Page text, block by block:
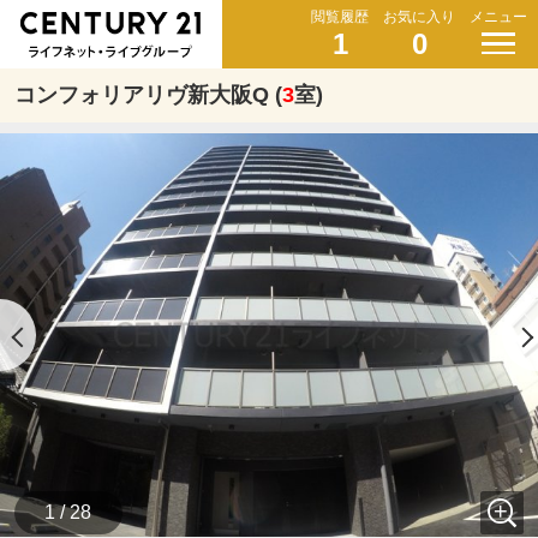
閲覧履歴
1
お気に入り
0
メニュー
コンフォリアリヴ新大阪Q (3室)
1 / 28